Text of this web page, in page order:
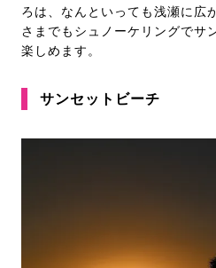
ろは、なんといっても浅瀬に広
さまでもシュノーケリングでサ
楽しめます。
サンセットビーチ